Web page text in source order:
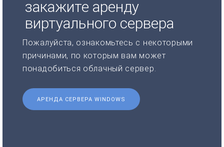
закажите аренду
виртуального сервера
Пожалуйста, ознакомьтесь с некоторыми
причинами, по которым вам может
понадобиться облачный сервер.
АРЕНДА СЕРВЕРА WINDOWS